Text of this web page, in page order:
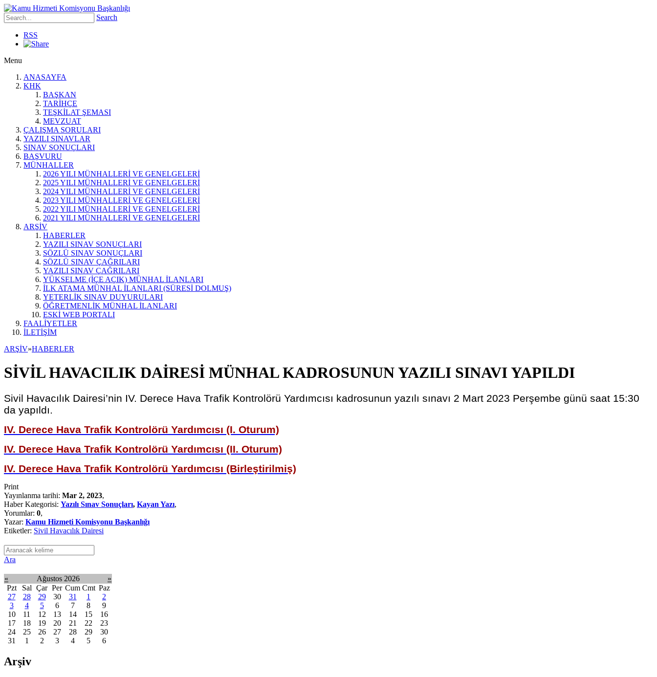
Search
RSS
Menu
ANASAYFA
KHK
BAŞKAN
TARİHÇE
TEŞKİLAT ŞEMASI
MEVZUAT
ÇALIŞMA SORULARI
YAZILI SINAVLAR
SINAV SONUÇLARI
BAŞVURU
MÜNHALLER
2026 YILI MÜNHALLERİ VE GENELGELERİ
2025 YILI MÜNHALLERİ VE GENELGELERİ
2024 YILI MÜNHALLERİ VE GENELGELERİ
2023 YILI MÜNHALLERİ VE GENELGELERİ
2022 YILI MÜNHALLERİ VE GENELGELERİ
2021 YILI MÜNHALLERİ VE GENELGELERİ
ARŞİV
HABERLER
YAZILI SINAV SONUÇLARI
SÖZLÜ SINAV SONUÇLARI
SÖZLÜ SINAV ÇAĞRILARI
YAZILI SINAV ÇAĞRILARI
YÜKSELME (İÇE AÇIK) MÜNHAL İLANLARI
İLK ATAMA MÜNHAL İLANLARI (SÜRESİ DOLMUŞ)
YETERLİK SINAV DUYURULARI
ÖĞRETMENLİK MÜNHAL İLANLARI
ESKİ WEB PORTALI
FAALİYETLER
İLETİŞİM
ARŞİV»HABERLER
SİVİL HAVACILIK DAİRESİ MÜNHAL KADROSUNUN YAZILI SINAVI YAPILDI
Sivil Havacılık Dairesi’nin IV. Derece Hava Trafik Kontrolörü Yardımcısı kadrosunun yazılı sınavı 2 Mart 2023 Perşembe günü saat 15:30
da yapıldı.
IV. Derece Hava Trafik Kontrolörü Yardımcısı (I. Oturum)
IV. Derece Hava Trafik Kontrolörü Yardımcısı (II. Oturum)
IV. Derece Hava Trafik Kontrolörü Yardımcısı (Birleştirilmiş)
Print
Yayınlanma tarihi: Mar 2, 2023,
Haber Kategorisi: Yazılı Sınav Sonuçları, Kayan Yazı,
Yorumlar: 0,
Yazar: Kamu Hizmeti Komisyonu Başkanlığı
Etiketler: Sivil Havacılık Dairesi
Ara
« Ağustos 2026
»
Pzt
Sal Çar Per Cum Cmt Paz
27
28 29 30 31 1
2
3
4 5 6 7 8
9
10
11 12 13 14 15
16
17
18 19 20 21 22
23
24
25 26 27 28 29
30
31
1 2 3 4 5 6
Arşiv